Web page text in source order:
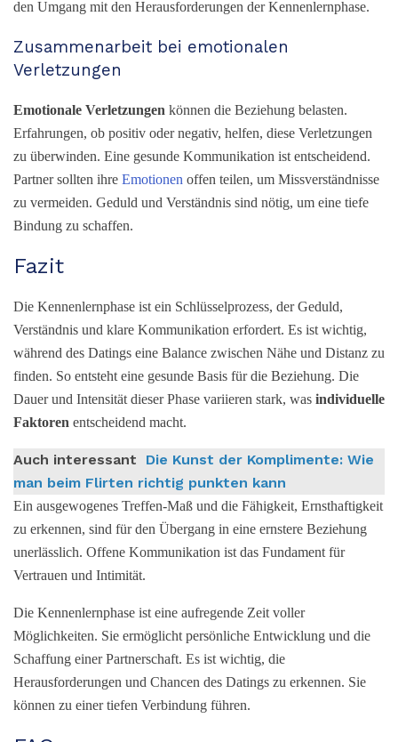
den Umgang mit den Herausforderungen der Kennenlernphase.
Zusammenarbeit bei emotionalen
Verletzungen
Emotionale Verletzungen können die Beziehung belasten.
Erfahrungen, ob positiv oder negativ, helfen, diese Verletzungen
zu überwinden. Eine gesunde Kommunikation ist entscheidend.
Partner sollten ihre Emotionen offen teilen, um Missverständnisse
zu vermeiden. Geduld und Verständnis sind nötig, um eine tiefe
Bindung zu schaffen.
Fazit
Die Kennenlernphase ist ein Schlüsselprozess, der Geduld,
Verständnis und klare Kommunikation erfordert. Es ist wichtig,
während des Datings eine Balance zwischen Nähe und Distanz zu
finden. So entsteht eine gesunde Basis für die Beziehung. Die
Dauer und Intensität dieser Phase variieren stark, was individuelle
Faktoren entscheidend macht.
Auch interessant
Die Kunst der Komplimente: Wie
man beim Flirten richtig punkten kann
Ein ausgewogenes Treffen-Maß und die Fähigkeit, Ernsthaftigkeit
zu erkennen, sind für den Übergang in eine ernstere Beziehung
unerlässlich. Offene Kommunikation ist das Fundament für
Vertrauen und Intimität.
Die Kennenlernphase ist eine aufregende Zeit voller
Möglichkeiten. Sie ermöglicht persönliche Entwicklung und die
Schaffung einer Partnerschaft. Es ist wichtig, die
Herausforderungen und Chancen des Datings zu erkennen. Sie
können zu einer tiefen Verbindung führen.